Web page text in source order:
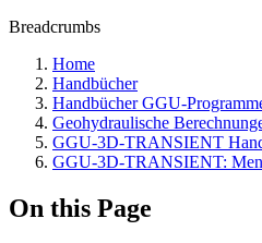
Breadcrumbs
Home
Handbücher
Handbücher GGU-
Geohydraulische
GGU-3D-TRANSIENT
GGU-3D-TRANSIENT:
On this Page